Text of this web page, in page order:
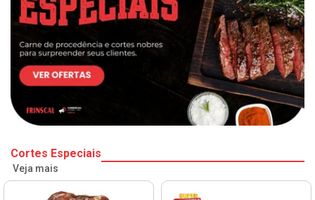
Cortes Especiais
Veja mais